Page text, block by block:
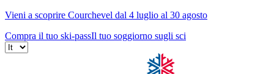
Vieni a scoprire Courchevel dal 4 luglio al 30 agosto
Compra il tuo ski-passIl tuo soggiorno sugli sci